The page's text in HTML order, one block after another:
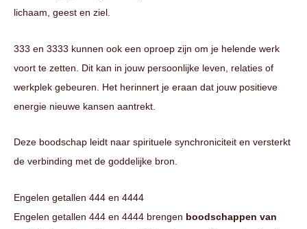
lichaam, geest en ziel.
333 en 3333 kunnen ook een oproep zijn om je helende werk
voort te zetten. Dit kan in jouw persoonlijke leven, relaties of
werkplek gebeuren. Het herinnert je eraan dat jouw positieve
energie nieuwe kansen aantrekt.
Deze boodschap leidt naar spirituele synchroniciteit en versterkt
de verbinding met de goddelijke bron.
Engelen getallen 444 en 4444
Engelen getallen 444 en 4444 brengen boodschappen van